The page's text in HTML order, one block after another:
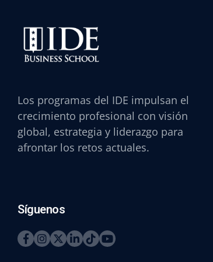
Los programas del IDE impulsan el
crecimiento profesional con visión
global, estrategia y liderazgo para
afrontar los retos actuales.
Síguenos